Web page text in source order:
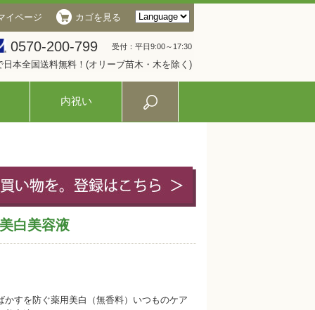
イページ カゴを見る
0570-200-799 受付：平日9:00～17:30
本全国送料無料！(オリーブ苗木・木を除く)
内祝い
白美容液
すを防ぐ薬用美白（無香料）いつものケア